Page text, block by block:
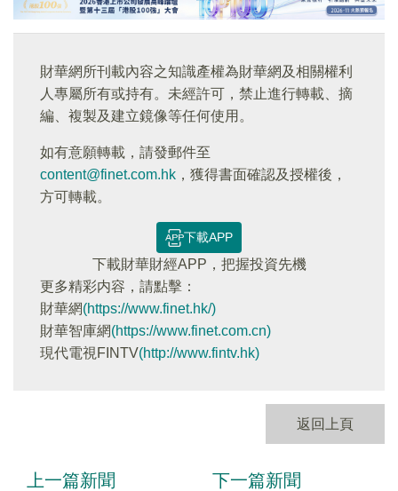
財華網所刊載內容之知識產權為財華網及相關權利
人專屬所有或持有。未經許可，禁止進行轉載、摘
編、複製及建立鏡像等任何使用。
如有意願轉載，請發郵件至
content@finet.com.hk ，獲得書面確認及授權後，
方可轉載。
下載APP
下載財華財經APP，把握投資先機
更多精彩内容，請點擊：
財華網(https://www.finet.hk/)
財華智庫網(https://www.finet.com.cn)
現代電視FINTV(http://www.fintv.hk)
返回上頁
上一篇新聞 下一篇新聞